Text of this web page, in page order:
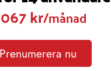
kr/månad
Prenumerera nu